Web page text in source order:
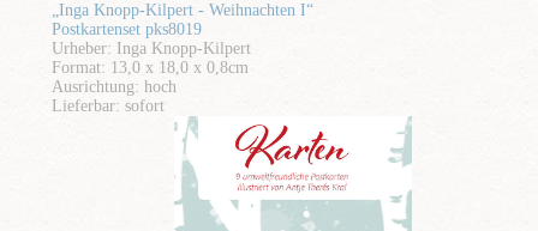
„Inga Knopp-Kilpert - Weihnachten I“
Postkartenset pks8019
Urheber: Inga Knopp-Kilpert
Format: 13,0 x 18,0 x 0,8cm
Ausrichtung: hoch
Lieferbar: sofort